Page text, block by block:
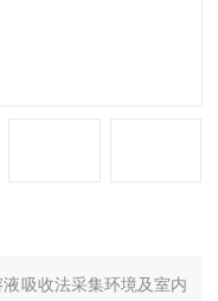
吸收法采集环境及室内